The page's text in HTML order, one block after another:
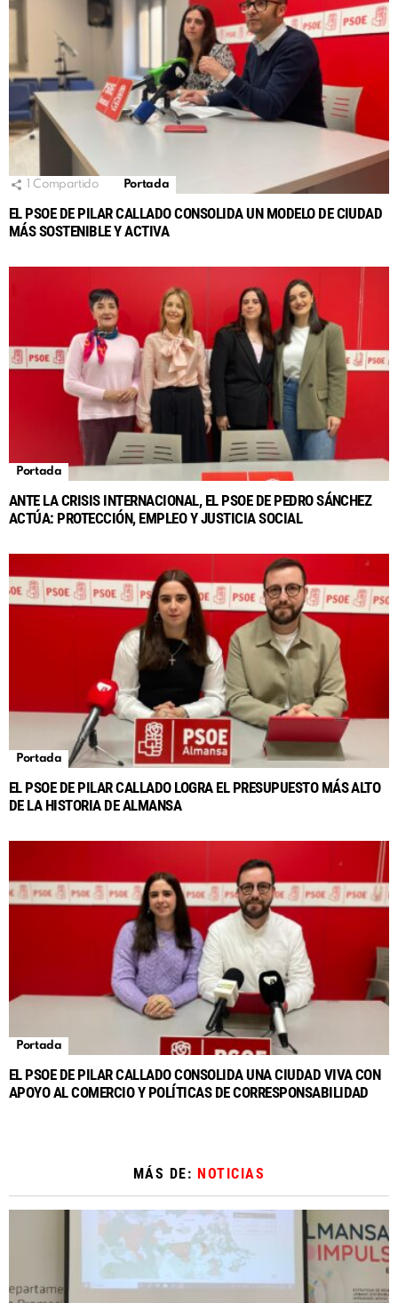
Compartido Portada
EL PSOE DE PILAR CALLADO CONSOLIDA UN MODELO DE CIUDAD
MÁS SOSTENIBLE Y ACTIVA
Portada
ANTE LA CRISIS INTERNACIONAL, EL PSOE DE PEDRO SÁNCHEZ
ACTÚA: PROTECCIÓN, EMPLEO Y JUSTICIA SOCIAL
Portada
EL PSOE DE PILAR CALLADO LOGRA EL PRESUPUESTO MÁS ALTO
DE LA HISTORIA DE ALMANSA
Portada
EL PSOE DE PILAR CALLADO CONSOLIDA UNA CIUDAD VIVA CON
APOYO AL COMERCIO Y POLÍTICAS DE CORRESPONSABILIDAD
MÁS DE: NOTICIAS